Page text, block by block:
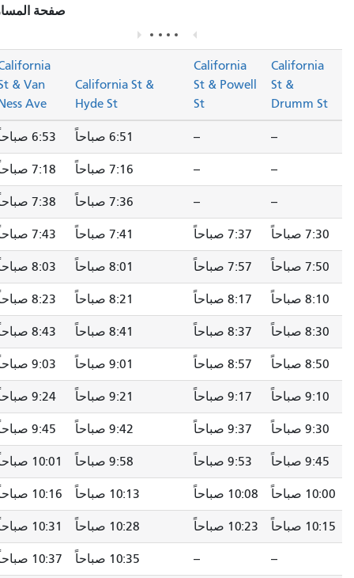
صفحة المسار.
California
St &
Drumm St
California
St & Powell
St
California St &
Hyde St
California
St & Van
Ness Ave
6:51 صباحاً 6:53 صباحاً
7:16 صباحاً 7:18 صباحاً
7:36 صباحاً 7:38 صباحاً
7:30 صباحاً 7:37 صباحاً 7:41 صباحاً 7:43 صباحاً
7:50 صباحاً 7:57 صباحاً 8:01 صباحاً 8:03 صباحاً
8:10 صباحاً 8:17 صباحاً 8:21 صباحاً 8:23 صباحاً
8:30 صباحاً 8:37 صباحاً 8:41 صباحاً 8:43 صباحاً
8:50 صباحاً 8:57 صباحاً 9:01 صباحاً 9:03 صباحاً
9:10 صباحاً 9:17 صباحاً 9:21 صباحاً 9:24 صباحاً
9:30 صباحاً 9:37 صباحاً 9:42 صباحاً 9:45 صباحاً
9:45 صباحاً 9:53 صباحاً 9:58 صباحاً 10:01 صباحاً
10:00 صباحاً 10:08 صباحاً 10:13 صباحاً 10:16 صباحاً
10:15 صباحاً 10:23 صباحاً 10:28 صباحاً 10:31 صباحاً
10:35 صباحاً 10:37 صباحاً